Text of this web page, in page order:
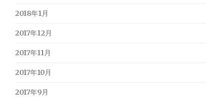
2018年1月
2017年12月
2017年11月
2017年10月
2017年9月